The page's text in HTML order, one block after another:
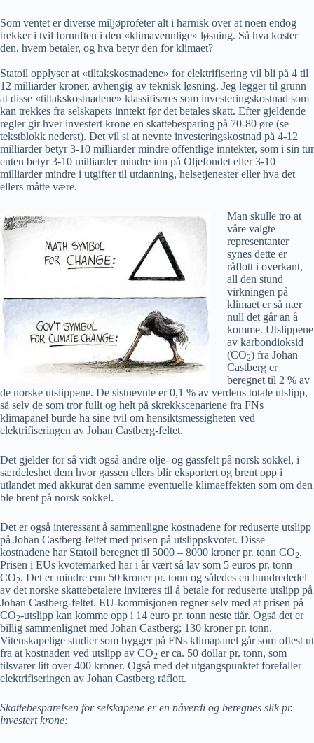
Som ventet er diverse miljøprofeter alt i harnisk over at noen endog
trekker i tvil fornuften i den «klimavennlige» løsning. Så hva koster
den, hvem betaler, og hva betyr den for klimaet?
Statoil opplyser at «tiltakskostnadene» for elektrifisering vil bli på 4 til
12 milliarder kroner, avhengig av teknisk løsning. Jeg legger til grunn
at disse «tiltakskostnadene» klassifiseres som investeringskostnad som
kan trekkes fra selskapets inntekt før det betales skatt. Efter gjeldende
regler gir hver investert krone en skattebesparing på 70-80 øre (se
tekstblokk nederst). Det vil si at nevnte investeringskostnad på 4-12
milliarder betyr 3-10 milliarder mindre offentlige inntekter, som i sin tur
enten betyr 3-10 milliarder mindre inn på Oljefondet eller 3-10
milliarder mindre i utgifter til utdanning, helsetjenester eller hva det
ellers måtte være.
Man skulle tro at
våre valgte
representanter
synes dette er
råflott i overkant,
all den stund
virkningen på
klimaet er så nær
null det går an å
komme. Utslippene
av karbondioksid
(CO2) fra Johan
Castberg er
beregnet til 2 % av
de norske utslippene. De sistnevnte er 0,1 % av verdens totale utslipp,
så selv de som tror fullt og helt på skrekkscenariene fra FNs
klimapanel burde ha sine tvil om hensiktsmessigheten ved
elektrifiseringen av Johan Castberg-feltet.
Det gjelder for så vidt også andre olje- og gassfelt på norsk sokkel, i
særdeleshet dem hvor gassen ellers blir eksportert og brent opp i
utlandet med akkurat den samme eventuelle klimaeffekten som om den
ble brent på norsk sokkel.
Det er også interessant å sammenligne kostnadene for reduserte utslipp
på Johan Castberg-feltet med prisen på utslippskvoter. Disse
kostnadene har Statoil beregnet til 5000 – 8000 kroner pr. tonn CO2.
Prisen i EUs kvotemarked har i år vært så lav som 5 euros pr. tonn
CO2. Det er mindre enn 50 kroner pr. tonn og således en hundrededel
av det norske skattebetalere inviteres til å betale for reduserte utslipp på
Johan Castberg-feltet. EU-kommisjonen regner selv med at prisen på
CO2-utslipp kan komme opp i 14 euro pr. tonn neste tiår. Også det er
billig sammenlignet med Johan Castberg; 130 kroner pr. tonn.
Vitenskapelige studier som bygger på FNs klimapanel går som oftest ut
fra at kostnaden ved utslipp av CO2 er ca. 50 dollar pr. tonn, som
tilsvarer litt over 400 kroner. Også med det utgangspunktet forefaller
elektrifiseringen av Johan Castberg råflott.
Skattebesparelsen for selskapene er en nåverdi og beregnes slik pr.
investert krone: